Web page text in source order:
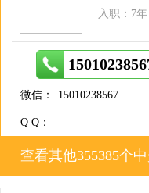
入职：7年
微信： 15010238567
Q Q：
查看其他355385个